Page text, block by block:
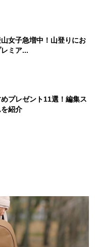
女子急増中！山登りにお
ミア...
プレゼント11選！編集ス
紹介